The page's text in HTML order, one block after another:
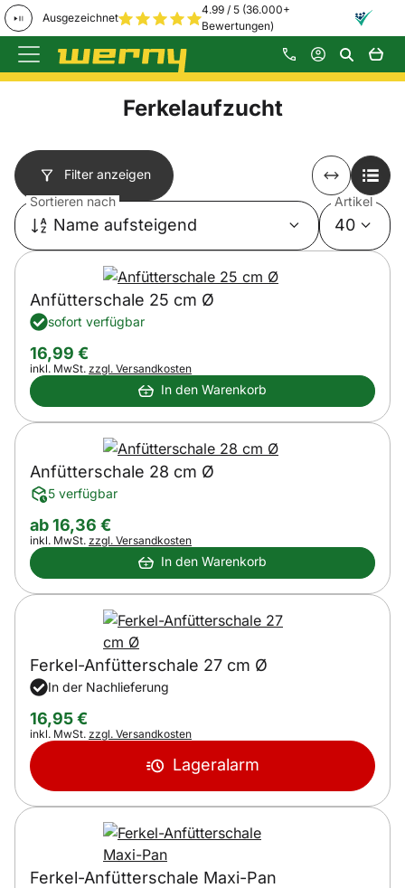
Ausgezeichnet
4.99 / 5 (36.000+
Bewertungen)
Zum Hauptinhalt springen
Ferkelaufzucht
Filter anzeigen
Sortieren nach
Name aufsteigend
Artikel
40
Anfütterschale 25 cm Ø
sofort verfügbar
16,99 €
Steuerhinweis:
inkl. MwSt. zzgl. Versandkosten
In den Warenkorb
Anfütterschale 28 cm Ø
5 verfügbar
ab:
ab16,36 €
Steuerhinweis:
inkl. MwSt. zzgl. Versandkosten
In den Warenkorb
Ferkel-Anfütterschale 27 cm Ø
In der Nachlieferung
16,95€
Steuerhinweis:
inkl. MwSt. zzgl. Versandkosten
Lageralarm
Ferkel-Anfütterschale Maxi-Pan